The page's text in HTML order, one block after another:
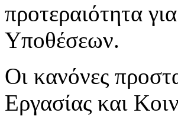
προτεραιότητα
Υποθέσεων.
Οι κανόνες
Εργασίας και